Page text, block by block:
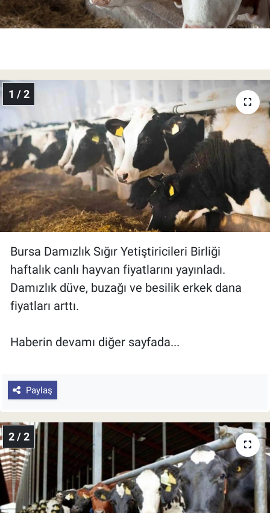
1 / 2
Bursa Damızlık Sığır Yetiştiricileri Birliği
haftalık canlı hayvan fiyatlarını yayınladı.
Damızlık düve, buzağı ve besilik erkek dana
fiyatları arttı.
Haberin devamı diğer sayfada...
Paylaş
2 / 2
Şeker ve Şekerli Mamüller